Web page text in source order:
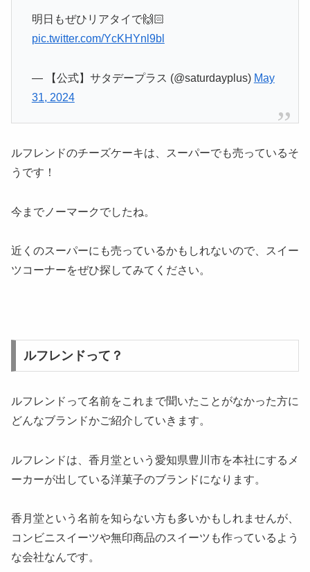
明日もぜひリアタイで🙌🏻
pic.twitter.com/YcKHYnl9bl
— 【公式】サタデープラス (@saturdayplus) May
31, 2024
ルフレンドのチーズケーキは、スーパーでも売っているそ
うです！
今までノーマークでしたね。
近くのスーパーにも売っているかもしれないので、スイー
ツコーナーをぜひ探してみてください。
ルフレンドって？
ルフレンドって名前をこれまで聞いたことがなかった方に
どんなブランドかご紹介していきます。
ルフレンドは、香月堂という愛知県豊川市を本社にするメ
ーカーが出している洋菓子のブランドになります。
香月堂という名前を知らない方も多いかもしれませんが、
コンビニスイーツや無印商品のスイーツも作っているよう
な会社なんです。